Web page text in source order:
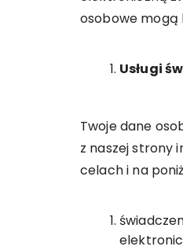
osobowe mogą
Usługi
Twoje dane
z naszej strony
celach i na